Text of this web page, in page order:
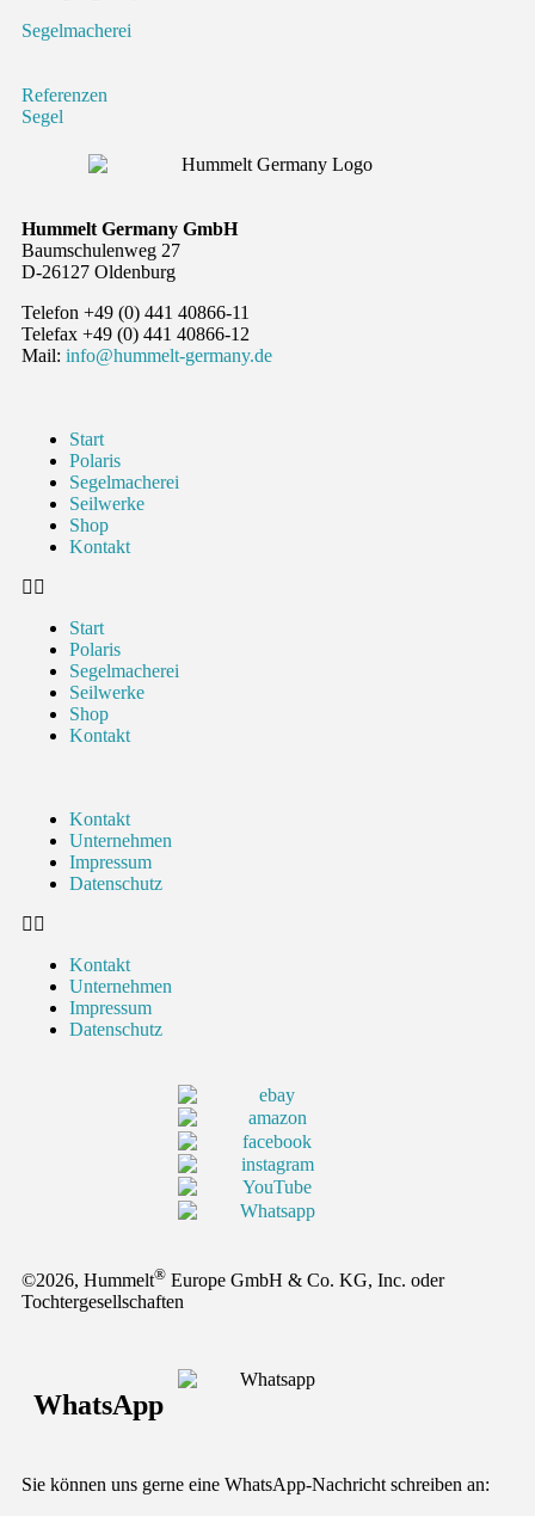
Segelmacherei
Referenzen
Segel
Hummelt Germany GmbH
Baumschulenweg 27
D-26127 Oldenburg
Telefon +49 (0) 441 40866-11
Telefax +49 (0) 441 40866-12
Mail: info@hummelt-germany.de
Start
Polaris
Segelmacherei
Seilwerke
Shop
Kontakt
Start
Polaris
Segelmacherei
Seilwerke
Shop
Kontakt
Kontakt
Unternehmen
Impressum
Datenschutz
Kontakt
Unternehmen
Impressum
Datenschutz
©2026, Hummelt® Europe GmbH & Co. KG, Inc. oder
Tochtergesellschaften
WhatsApp
Sie können uns gerne eine WhatsApp-Nachricht schreiben an: